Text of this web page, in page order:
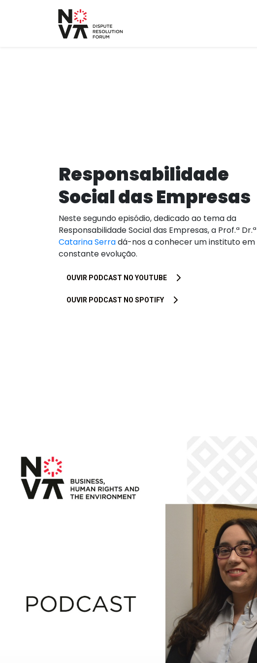
Responsabilidade
Social das Empresas
Neste segundo episódio, dedicado ao tema da
Responsabilidade Social das Empresas, a Prof.ª Dr.ª
Catarina Serradá-nos a conhecer um instituto em
constante evolução.
OUVIR PODCAST NO YOUTUBE
OUVIR PODCAST NO SPOTIFY